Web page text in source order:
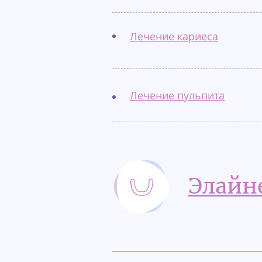
Лечение кариеса
Лечение пульпита